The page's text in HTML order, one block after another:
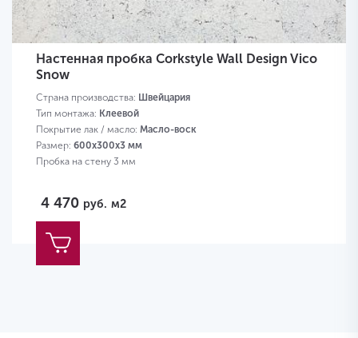
Настенная пробка Corkstyle Wall Design Vico
Snow
Страна производства: Швейцария
Тип монтажа: Клеевой
Покрытие лак / масло: Масло-воск
Размер: 600х300х3 мм
Пробка на стену 3 мм
4 470 руб. м2